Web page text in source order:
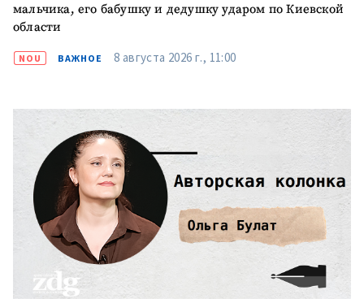
мальчика, его бабушку и дедушку ударом по Киевской
области
NOU ВАЖНОЕ 8 августа 2026 г., 11:00